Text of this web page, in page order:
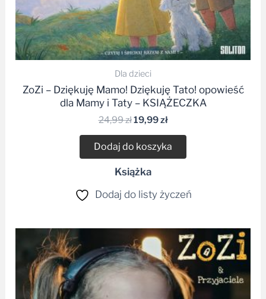
Dla dzieci
ZoZi – Dziękuję Mamo! Dziękuję Tato! opowieść
dla Mamy i Taty – KSIĄŻECZKA
24,99zł19,99zł
Dodaj do koszyka
Książka
Dodaj do listy życzeń